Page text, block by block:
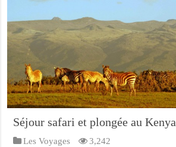
Séjour safari et plongée au Kenya
Les Voyages 3,242